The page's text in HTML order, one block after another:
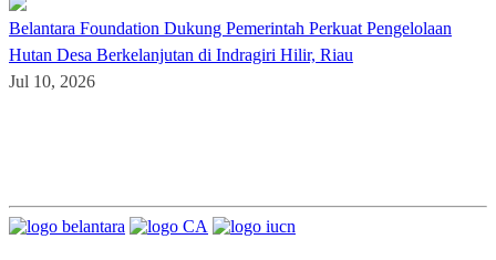
Belantara Foundation Dukung Pemerintah Perkuat Pengelolaan
Hutan Desa Berkelanjutan di Indragiri Hilir, Riau
Jul 10, 2026